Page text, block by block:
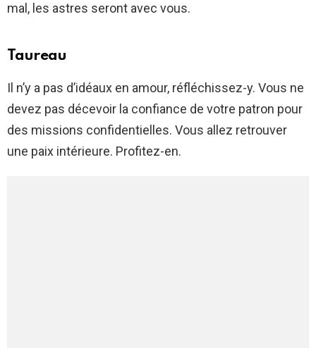
mal, les astres seront avec vous.
Taureau
Il n’y a pas d’idéaux en amour, réfléchissez-y. Vous ne
devez pas décevoir la confiance de votre patron pour
des missions confidentielles. Vous allez retrouver
une paix intérieure. Profitez-en.